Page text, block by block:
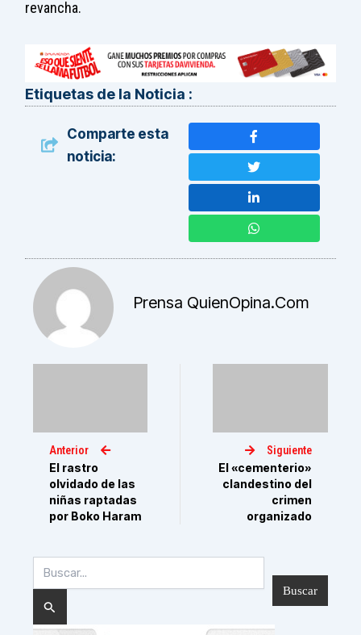
revancha.
Etiquetas de la Noticia :
Comparte esta
noticia:
Prensa QuienOpina.com
Anterior
El rastro
olvidado de las
niñas raptadas
por Boko Haram
Siguiente
El «cementerio»
clandestino del
crimen
organizado
por: